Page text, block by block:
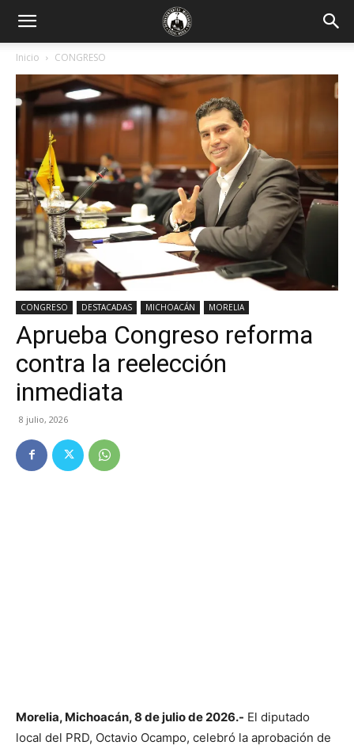
Inicio CONGRESO
CONGRESO DESTACADAS MICHOACÁN MORELIA
Aprueba Congreso reforma
contra la reelección
inmediata
8 julio, 2026
Morelia, Michoacán, 8 de julio de 2026.- El diputado
local del PRD, Octavio Ocampo, celebró la aprobación de